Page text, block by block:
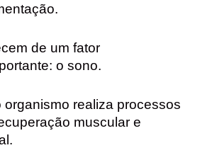
de um fator
o sono.
organismo realiza processos
muscular e